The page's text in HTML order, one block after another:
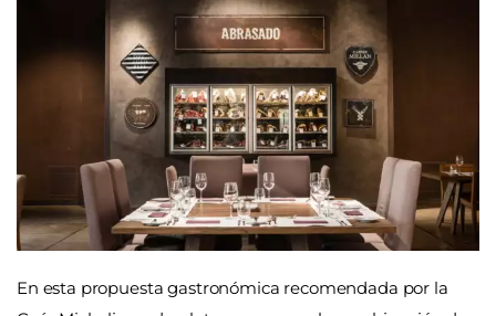
En esta propuesta gastronómica recomendada por la